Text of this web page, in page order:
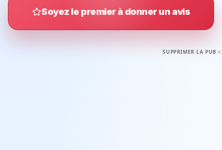
Soyez le premier à donner un avis
SUPPRIMER LA PUB